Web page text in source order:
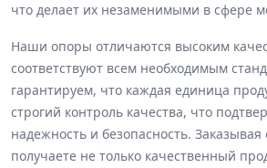
что делает их незаменимыми в сфере
Наши опоры отличаются высоким
соответствуют всем необходимым
гарантируем, что каждая единица
строгий контроль качества, что
надежность и безопасность.
получаете не только качественный